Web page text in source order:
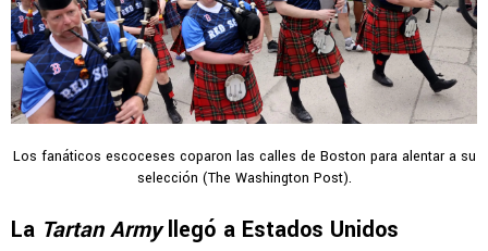
Los fanáticos escoceses coparon las calles de Boston para alentar a su
selección (The Washington Post).
La Tartan Armyllegó a Estados Unidos